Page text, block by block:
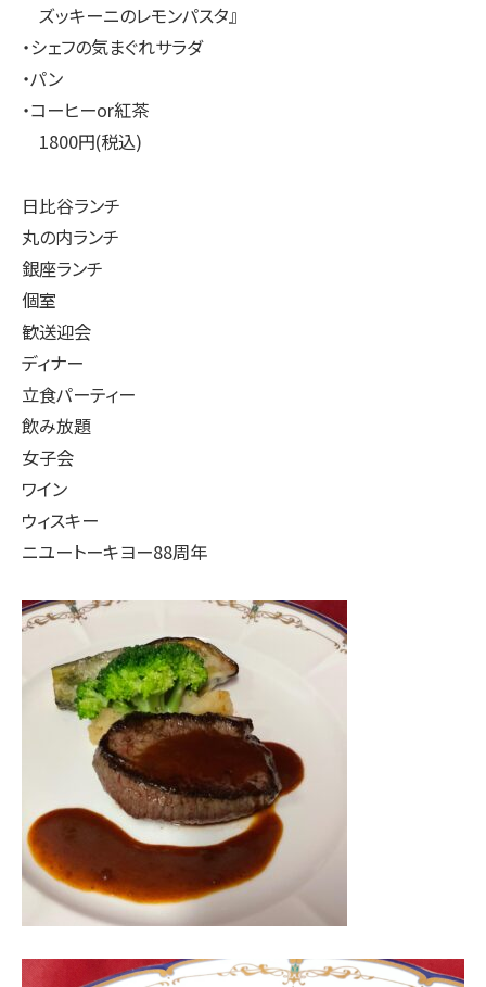
ズッキーニのレモンパスタ』
・シェフの気まぐれサラダ
・パン
・コーヒーor紅茶
1800円(税込)
日比谷ランチ
丸の内ランチ
銀座ランチ
個室
歓送迎会
ディナー
立食パーティー
飲み放題
女子会
ワイン
ウィスキー
ニユートーキヨー88周年